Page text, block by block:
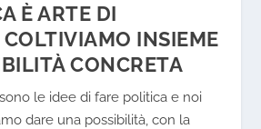
È ARTE DI
INSIEME
CONCRETA
le idee di fare politica e noi
dare una possibilità, con la